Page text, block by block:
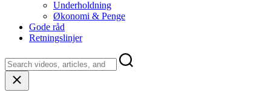
Underholdning
Økonomi & Penge
Gode råd
Retningslinjer
Close
search